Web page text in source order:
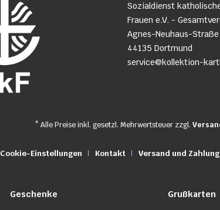
Geschenke Grußkarten
Sozialdienst
Frauen e.V. -
Agnes-Neuhaus-
44135 Dortmund
service@kollektion-
* Alle Preise inkl. gesetzl. Mehrwertsteuer zzgl.
Cookie-Einstellungen Kontakt Versand und